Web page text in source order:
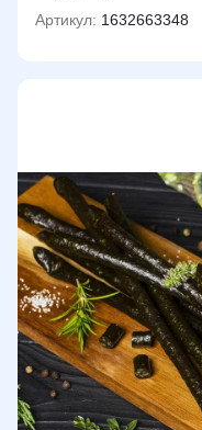
Артикул: 1632663348